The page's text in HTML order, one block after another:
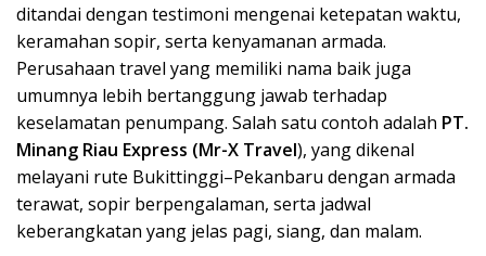
ditandai dengan testimoni mengenai ketepatan waktu,
keramahan sopir, serta kenyamanan armada.
Perusahaan travel yang memiliki nama baik juga
umumnya lebih bertanggung jawab terhadap
keselamatan penumpang. Salah satu contoh adalah PT.
Minang Riau Express (Mr-X Travel), yang dikenal
melayani rute Bukittinggi–Pekanbaru dengan armada
terawat, sopir berpengalaman, serta jadwal
keberangkatan yang jelas pagi, siang, dan malam.